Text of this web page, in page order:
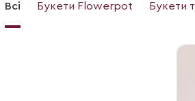
Всі Букети Flowerpot Букети